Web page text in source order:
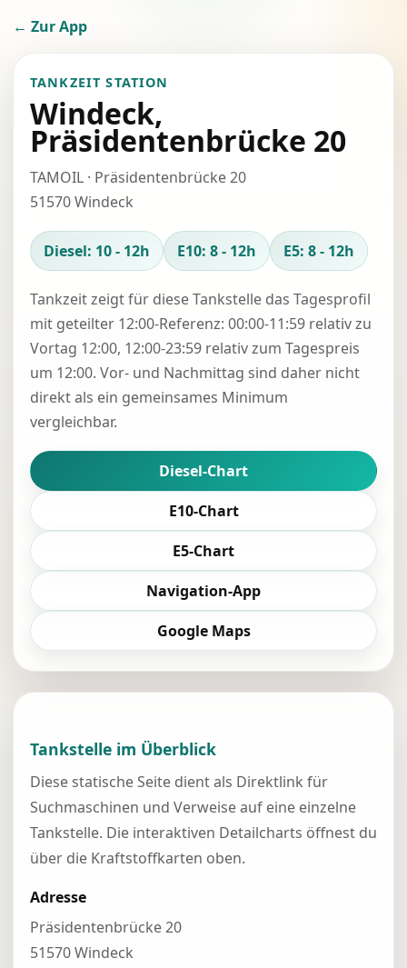
← Zur App
TANKZEIT STATION
Windeck,
Präsidentenbrücke 20
TAMOIL · Präsidentenbrücke 20
51570 Windeck
Diesel: 10 - 12h E10: 8 - 12h E5: 8 - 12h
Tankzeit zeigt für diese Tankstelle das Tagesprofil
mit geteilter 12:00-Referenz: 00:00-11:59 relativ zu
Vortag 12:00, 12:00-23:59 relativ zum Tagespreis
um 12:00. Vor- und Nachmittag sind daher nicht
direkt als ein gemeinsames Minimum
vergleichbar.
Diesel-Chart
E10-Chart
E5-Chart
Navigation-App
Google Maps
Tankstelle im Überblick
Diese statische Seite dient als Direktlink für
Suchmaschinen und Verweise auf eine einzelne
Tankstelle. Die interaktiven Detailcharts öffnest du
über die Kraftstoffkarten oben.
Adresse
Präsidentenbrücke 20
51570 Windeck